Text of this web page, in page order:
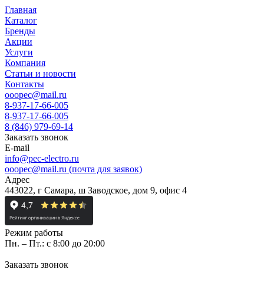
Главная
Каталог
Бренды
Акции
Услуги
Компания
Статьи и новости
Контакты
ooopec@mail.ru
8-937-17-66-005
8-937-17-66-005
8 (846) 979-69-14
Заказать звонок
E-mail
info@pec-electro.ru
ooopec@mail.ru (почта для заявок)
Адрес
443022, г Самара, ш Заводское, дом 9, офис 4
Режим работы
Пн. – Пт.: с 8:00 до 20:00
Заказать звонок